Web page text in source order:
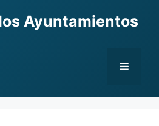
Ayuntamientos
Menu